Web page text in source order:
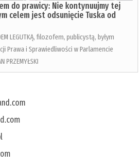
do prawicy: Nie kontynuujmy tej
celem jest odsunięcie Tuska od
LEGUTKĄ, filozofem, publicystą, byłym
Prawa i Sprawiedliwości w Parlamencie